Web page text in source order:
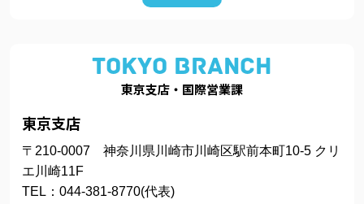
TOKYO BRANCH
東京支店・国際営業課
東京支店
〒210-0007 神奈川県川崎市川崎区駅前本町10-5 クリ
エ川崎11F
TEL：044-381-8770(代表)